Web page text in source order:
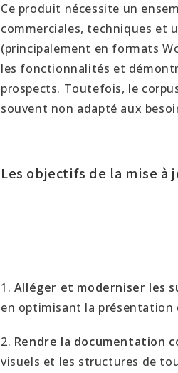
Ce produit nécessite un
commerciales, techniques et
(principalement en formats
les fonctionnalités et
prospects. Toutefois, le
souvent non adapté aux
Les objectifs de la mise à
1. Alléger et moderniser les
en optimisant la présentation
2. Rendre la documentation
visuels et les structures de